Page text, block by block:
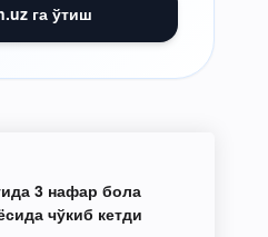
га ўтиш
3 нафар бола
чўкиб кетди